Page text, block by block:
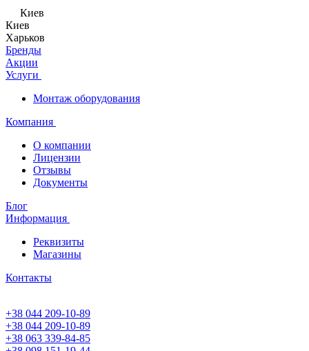
Киев
Киев
Харьков
Бренды
Акции
Услуги
Монтаж оборудования
Компания
О компании
Лицензии
Отзывы
Документы
Блог
Информация
Реквизиты
Магазины
Контакты
+38 044 209-10-89
+38 044 209-10-89
+38 063 339-84-85